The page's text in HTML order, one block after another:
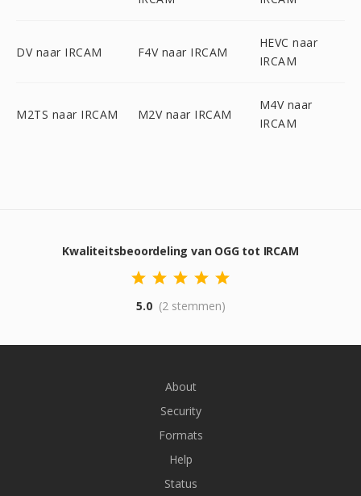
DV naar IRCAM F4V naar IRCAM
HEVC naar
IRCAM
M2TS naar IRCAM M2V naar IRCAM
M4V naar
IRCAM
Kwaliteitsbeoordeling van OGG tot IRCAM
5.0 (2 stemmen)
About
Security
Formats
Help
Status